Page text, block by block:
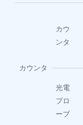
カウンタ
カウ
ンタ
光電
プロ
ーブ